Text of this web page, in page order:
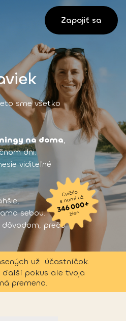
Zapojiť sa
sme všetko
na doma,
dni.
viditeľné
sebou.
prečo
už účastníčok.
ďalší pokus ale tvoja
premena.